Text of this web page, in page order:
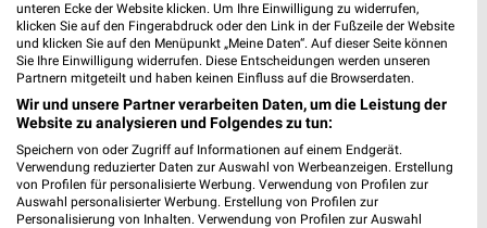
Heute 10:00 - 20:00 Uhr | Geöffnet
470,58 km
DEICHMANN Bergneustadt
Stadionstraße 6
51702 Bergneustadt
Heute 09:00 - 18:00 Uhr | Schließt in 9 Min.
unteren Ecke der Website klicken. Um Ihre Einwilligung zu widerrufen,
klicken Sie auf den Fingerabdruck oder den Link in der Fußzeile der Website
und klicken Sie auf den Menüpunkt „Meine Daten“. Auf dieser Seite können
Sie Ihre Einwilligung widerrufen. Diese Entscheidungen werden unseren
Partnern mitgeteilt und haben keinen Einfluss auf die Browserdaten.
Wir und unsere Partner verarbeiten Daten, um die Leistung der
Website zu analysieren und Folgendes zu tun:
Speichern von oder Zugriff auf Informationen auf einem Endgerät.
Verwendung reduzierter Daten zur Auswahl von Werbeanzeigen. Erstellung
von Profilen für personalisierte Werbung. Verwendung von Profilen zur
Auswahl personalisierter Werbung. Erstellung von Profilen zur
Personalisierung von Inhalten. Verwendung von Profilen zur Auswahl